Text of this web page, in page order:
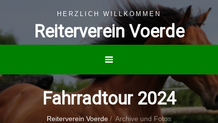
HERZLICH WILLKOMMEN
Reiterverein Voerde
Fahrradtour 2024
Reiterverein Voerde / Archive und Fotos